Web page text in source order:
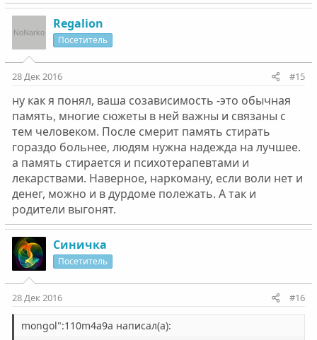
Regalion
Посетитель
28 Дек 2016 #15
ну как я понял, ваша созависимость -это обычная
память, многие сюжеты в ней важны и связаны с
тем человеком. После смерит память стирать
гораздо больнее, людям нужна надежда на лучшее.
а память стирается и психотерапевтами и
лекарствами. Наверное, наркоману, если воли нет и
денег, можно и в дурдоме полежать. А так и
родители выгонят.
Синичка
Посетитель
28 Дек 2016 #16
mongol":110m4a9a написал(а):